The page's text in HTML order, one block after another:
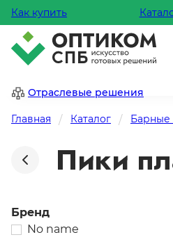
Как купить
Отраслевые решения
Главная Каталог Барные
Пики
Бренд
No name